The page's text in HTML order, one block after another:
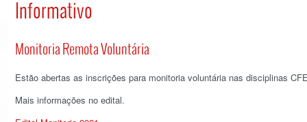
Informativo
Monitoria Remota Voluntária
Estão abertas as inscrições para monitoria voluntária nas disciplinas
Mais informações no edital.